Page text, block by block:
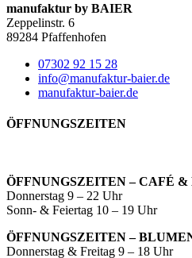
manufaktur by BAIER
Zeppelinstr. 6
89284 Pfaffenhofen
07302 92 15 28
info@manufaktur-baier.de
manufaktur-baier.de
ÖFFNUNGSZEITEN
ÖFFNUNGSZEITEN – CAFÉ &
Donnerstag 9 – 22 Uhr
Sonn- & Feiertag 10 – 19 Uhr
ÖFFNUNGSZEITEN –
Donnerstag & Freitag 9 – 18 Uhr